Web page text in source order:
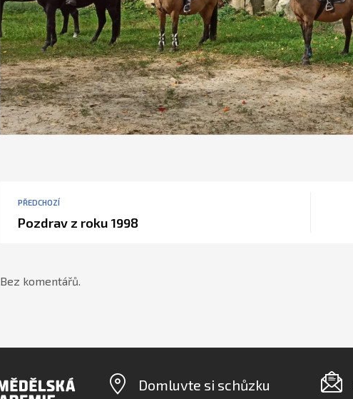
PŘEDCHOZÍ
Pozdrav z roku 1998
Bez komentářů.
Domluvte si schůzku